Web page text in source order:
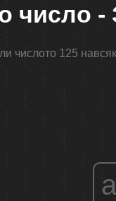
число
числото 125